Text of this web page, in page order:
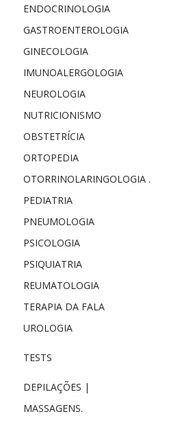
ENDOCRINOLOGIA
GASTROENTEROLOGIA
GINECOLOGIA
IMUNOALERGOLOGIA
NEUROLOGIA
NUTRICIONISMO
OBSTETRÍCIA
ORTOPEDIA
OTORRINOLARINGOLOGIA .
PEDIATRIA
PNEUMOLOGIA
PSICOLOGIA
PSIQUIATRIA
REUMATOLOGIA
TERAPIA DA FALA
UROLOGIA
TESTS
DEPILAÇÕES |
MASSAGENS.